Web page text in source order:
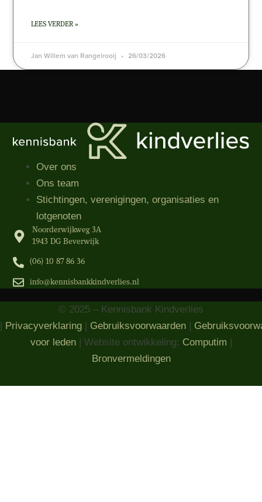
LEES VERDER »
Jan Willem van Rangelrooij 26/03/2026
Over ons
Ons team
Stichtingen, verenigingen, organisaties​ en
lotgenoten
Noorderwijkweg 3A
1943 DG Beverwijk
(06) 10 87 86 36‬
info@kennisbankkindverlies.nl
© 2025 – Kennisbank Kindverlies
Privacyverklaring Gebruiksvoorwaarden
voor leden| Website ontwikkeling: Computim
Bronvermeldingen